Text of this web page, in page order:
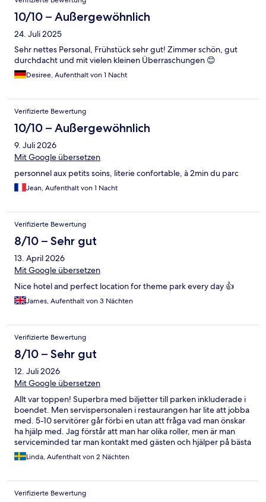
10/10 – Außergewöhnlich
24. Juli 2025
Sehr nettes Personal, Frühstück sehr gut! Zimmer schön, gut
durchdacht und mit vielen kleinen Überraschungen 😊
Desiree, Aufenthalt von 1 Nacht
Verifizierte Bewertung
10/10 – Außergewöhnlich
9. Juli 2026
Mit Google übersetzen
personnel aux petits soins, literie confortable, à 2min du parc
Jean, Aufenthalt von 1 Nacht
Verifizierte Bewertung
8/10 – Sehr gut
13. April 2026
Mit Google übersetzen
Nice hotel and perfect location for theme park every day 👍
James, Aufenthalt von 3 Nächten
Verifizierte Bewertung
8/10 – Sehr gut
12. Juli 2026
Mit Google übersetzen
Allt var toppen! Superbra med biljetter till parken inkluderade i
boendet. Men servispersonalen i restaurangen har lite att jobba
med. 5-10 servitörer går förbi en utan att fråga vad man önskar
ha hjälp med. Jag förstår att man har olika roller, men är man
serviceminded tar man kontakt med gästen och hjälper på bästa
sätt. Köket får dock toppbetyg för sina pommes frites.
Linda, Aufenthalt von 2 Nächten
Verifizierte Bewertung